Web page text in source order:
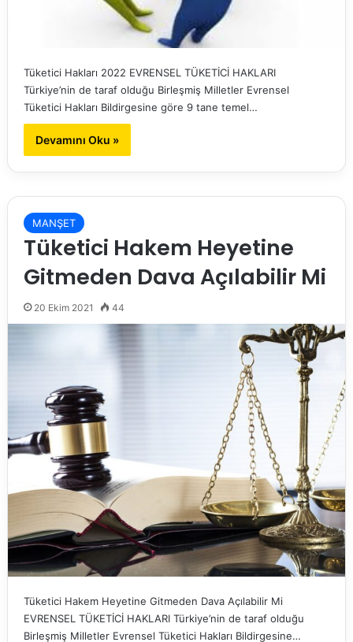
Tüketici Hakları 2022 EVRENSEL TÜKETİCİ HAKLARI
Türkiye’nin de taraf olduğu Birleşmiş Milletler Evrensel
Tüketici Hakları Bildirgesine göre 9 tane temel…
Devamını Oku »
MANŞET
Tüketici Hakem Heyetine
Gitmeden Dava Açılabilir Mi
20 Ekim 2021 44
Tüketici Hakem Heyetine Gitmeden Dava Açılabilir Mi
EVRENSEL TÜKETİCİ HAKLARI Türkiye’nin de taraf olduğu
Birleşmiş Milletler Evrensel Tüketici Hakları Bildirgesine…